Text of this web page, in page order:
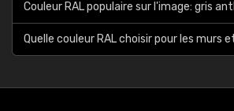
Couleur RAL populaire sur l'image: gris
Quelle couleur RAL choisir pour les murs